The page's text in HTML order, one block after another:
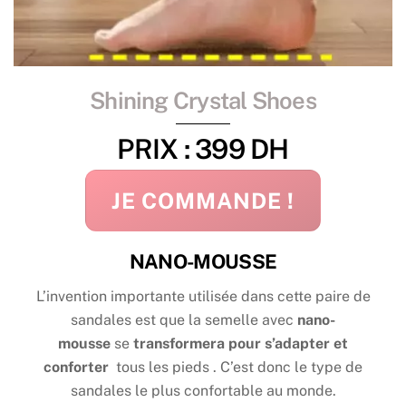
Shining Crystal Shoes
PRIX : 399 DH
JE COMMANDE !
NANO-MOUSSE
L’invention importante utilisée dans cette paire de
sandales est que la semelle avec nano-
mousse se transformera pour s’adapter et
conforter tous les pieds . C’est donc le type de
sandales le plus confortable au monde.